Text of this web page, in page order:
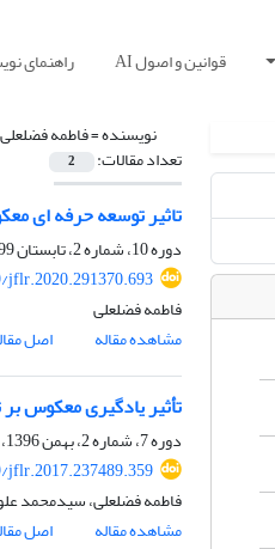
قوانین و اصول AI راهنمای
نویسنده =فاطمه فضلعلی
تعداد مقالات: 2
تاثیر توسعه حرفه ای
دوره 10، شماره 2، تابستان 1399، صفحه
jflr.2020.291370.693
فاطمه فضلعلی
مشاهده مقاله
اصل
تأثیر یادگیری معکوس
دوره 7، شماره 2، بهمن 1396، صفحه
jflr.2017.237489.359
فاطمه فضلعلی، سیدمحمد
مشاهده مقاله
اصل